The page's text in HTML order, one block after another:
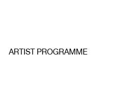
ARTIST PROGRAMME